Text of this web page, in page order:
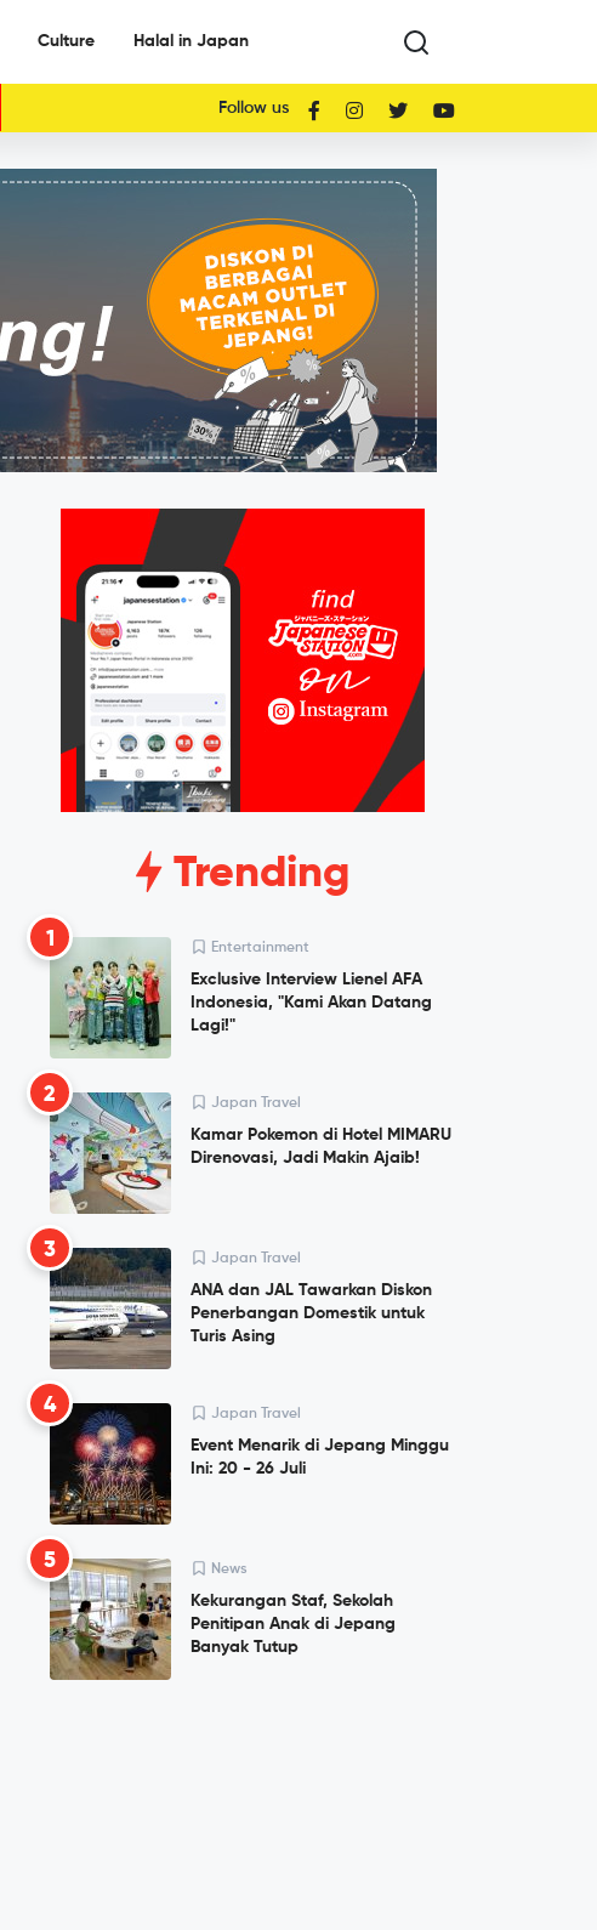
Culture Halal in Japan
Follow us
Trending
1 Entertainment
Exclusive Interview Lienel AFA
Indonesia, "Kami Akan Datang
Lagi!"
2 Japan Travel
Kamar Pokemon di Hotel MIMARU
Direnovasi, Jadi Makin Ajaib!
3 Japan Travel
ANA dan JAL Tawarkan Diskon
Penerbangan Domestik untuk
Turis Asing
4 Japan Travel
Event Menarik di Jepang Minggu
Ini: 20 - 26 Juli
5 News
Kekurangan Staf, Sekolah
Penitipan Anak di Jepang
Banyak Tutup